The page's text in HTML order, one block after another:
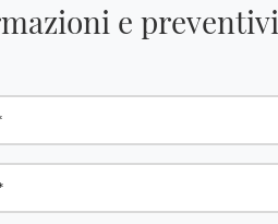
e preventivi